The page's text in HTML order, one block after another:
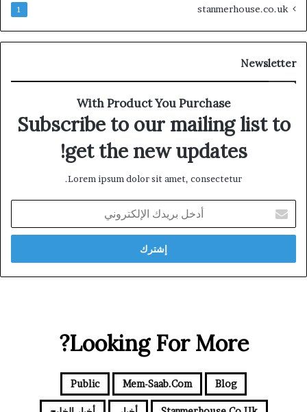
stanmerhouse.co.uk
1
Newsletter
With Product You Purchase
Subscribe to our mailing list to
get the new updates!
Lorem ipsum dolor sit amet, consectetur.
بريدك
الإلكتروني
Looking For More?
Blog
Mem-Saab.com
Public